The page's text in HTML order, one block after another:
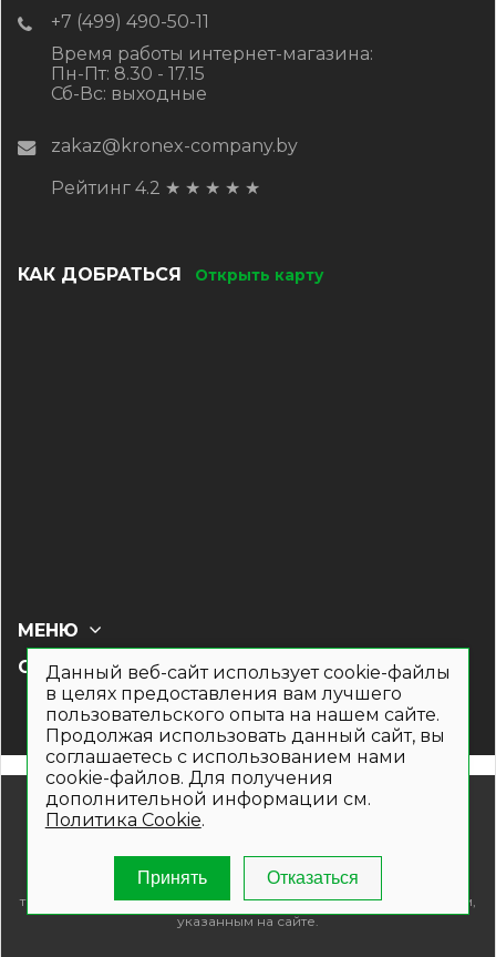
+7 (499) 490-50-11
Время работы интернет-магазина:
Пн-Пт: 8.30 - 17.15
Сб-Вс: выходные
zakaz@kronex-company.by
Рейтинг 4.2 ★ ★ ★ ★ ★
КАК ДОБРАТЬСЯ Открыть карту
СОЦ СЕТИ
МЕНЮ
© 2019- 2026. Общество с ограниченной ответственностью
характер и не является публичной офертой. Для получения
подробной информации о наличии и стоимости указанных
товаров и (или) услуг , пожалуйста, обращайтесь по телефонам,
указанным на сайте.
Данный веб-сайт использует cookie-файлы
в целях предоставления вам лучшего
пользовательского опыта на нашем сайте.
Продолжая использовать данный сайт, вы
соглашаетесь с использованием нами
cookie-файлов. Для получения
дополнительной информации см.
Политика Cookie.
Принять Отказаться